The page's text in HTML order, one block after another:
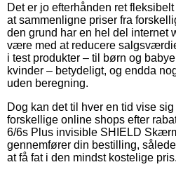
Det er jo efterhånden ret
at sammenligne priser fra
den grund har en hel del internet
være med at reducere
i test produkter – til børn og
kvinder – betydeligt, og endda
uden beregning.
Dog kan det til hver en tid vise
forskellige online shops efter
6/6s Plus invisible SHIELD
gennemfører din bestilling,
at få fat i den mindst kostelige pris.